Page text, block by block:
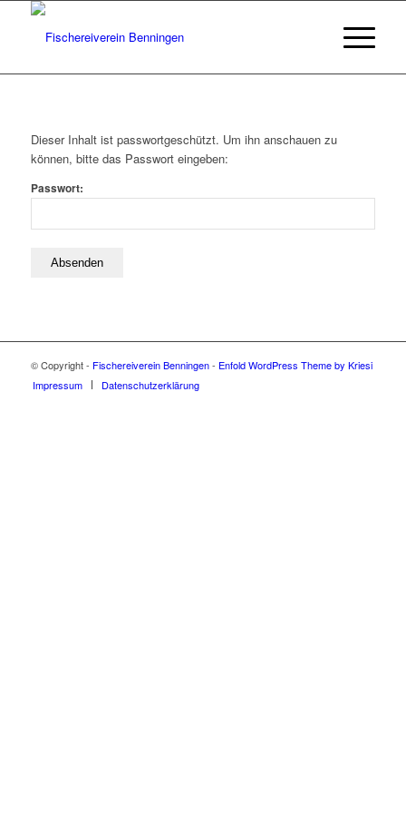
Dieser Inhalt ist passwortgeschützt. Um ihn anschauen zu
können, bitte das Passwort eingeben:
Passwort:
© Copyright - Fischereiverein Benningen- Enfold WordPress Theme by Kriesi
Impressum
Datenschutzerklärung